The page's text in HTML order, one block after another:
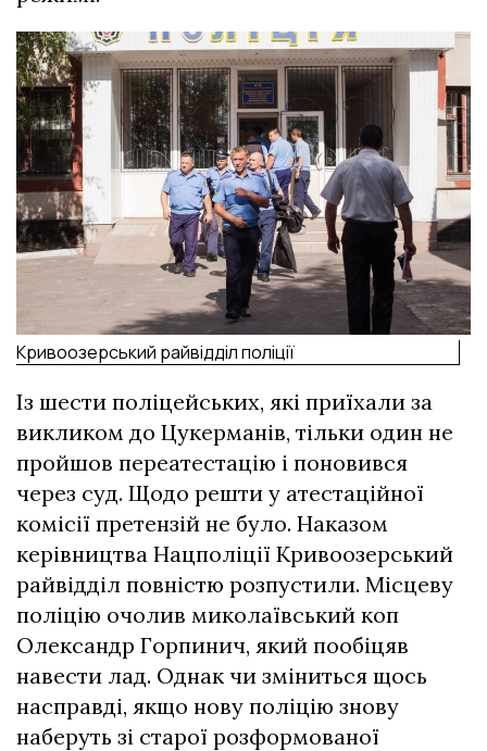
Кривоозерський райвідділ поліції
Із шести поліцейських, які приїхали за
викликом до Цукерманів, тільки один не
пройшов переатестацію і поновився
через суд. Щодо решти у атестаційної
комісії претензій не було. Наказом
керівництва Нацполіції Кривоозерський
райвідділ повністю розпустили. Місцеву
поліцію очолив миколаївський коп
Олександр Горпинич, який пообіцяв
навести лад. Однак чи зміниться щось
насправді, якщо нову поліцію знову
наберуть зі старої розформованої